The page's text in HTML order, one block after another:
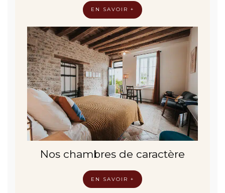
EN SAVOIR +
Nos chambres de caractère
EN SAVOIR +